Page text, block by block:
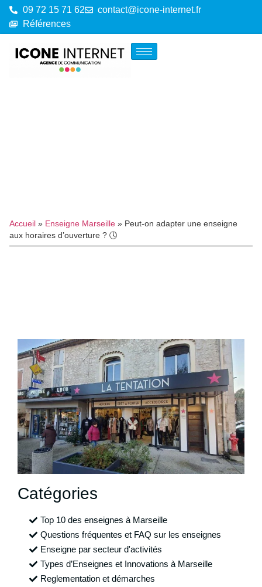
09 72 15 71 62
contact@icone-internet.fr
Références
Accueil » Enseigne Marseille » Peut-on adapter une enseigne
aux horaires d’ouverture ? 🕔
Catégories
Top 10 des enseignes à Marseille
Questions fréquentes et FAQ sur les enseignes
Enseigne par secteur d'activités
Types d’Enseignes et Innovations à Marseille
Reglementation et démarches